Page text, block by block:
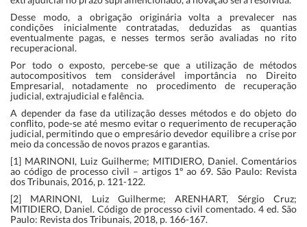
Desse modo, a obrigação originária volta a prevalecer nas
condições inicialmente contratadas, deduzidas as quantias
eventualmente pagas, e nesses termos serão avaliadas no rito
recuperacional.
Por todo o exposto, percebe-se que a utilização de métodos
autocompositivos tem considerável importância no Direito
Empresarial, notadamente no procedimento de recuperação
judicial, extrajudicial e falência.
A depender da fase da utilização desses métodos e do objeto do
conflito, pode-se até mesmo evitar o requerimento de recuperação
judicial, permitindo que o empresário devedor equilibre a crise por
meio da concessão de novos prazos e garantias.
[1] MARINONI, Luiz Guilherme; MITIDIERO, Daniel. Comentários
ao código de processo civil – artigos 1º ao 69. São Paulo: Revista
dos Tribunais, 2016, p. 121-122.
[2] MARINONI, Luiz Guilherme; ARENHART, Sérgio Cruz;
MITIDIERO, Daniel. Código de processo civil comentado. 4 ed. São
Paulo: Revista dos Tribunais, 2018, p. 166-167.